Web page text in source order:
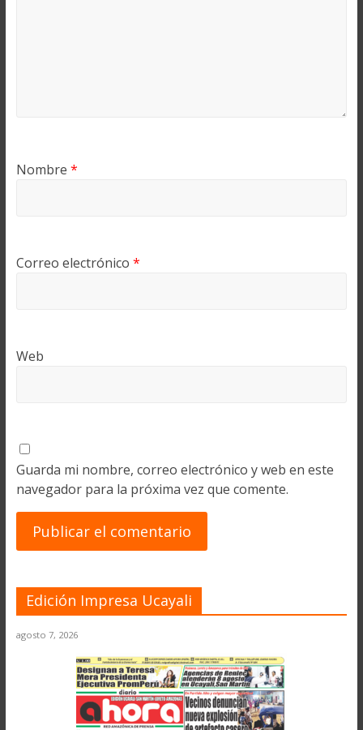
Nombre *
Correo electrónico *
Web
Guarda mi nombre, correo electrónico y web en este
navegador para la próxima vez que comente.
Edición Impresa Ucayali
agosto 7, 2026